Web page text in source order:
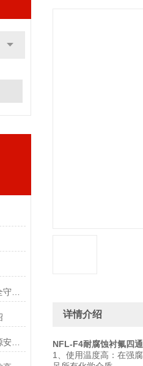
煤气天然气电磁阀：精准守护能源安全的“调控卫士”
详情介绍
NFL-F4耐腐蚀衬氟四通
1、使用温度高：在强